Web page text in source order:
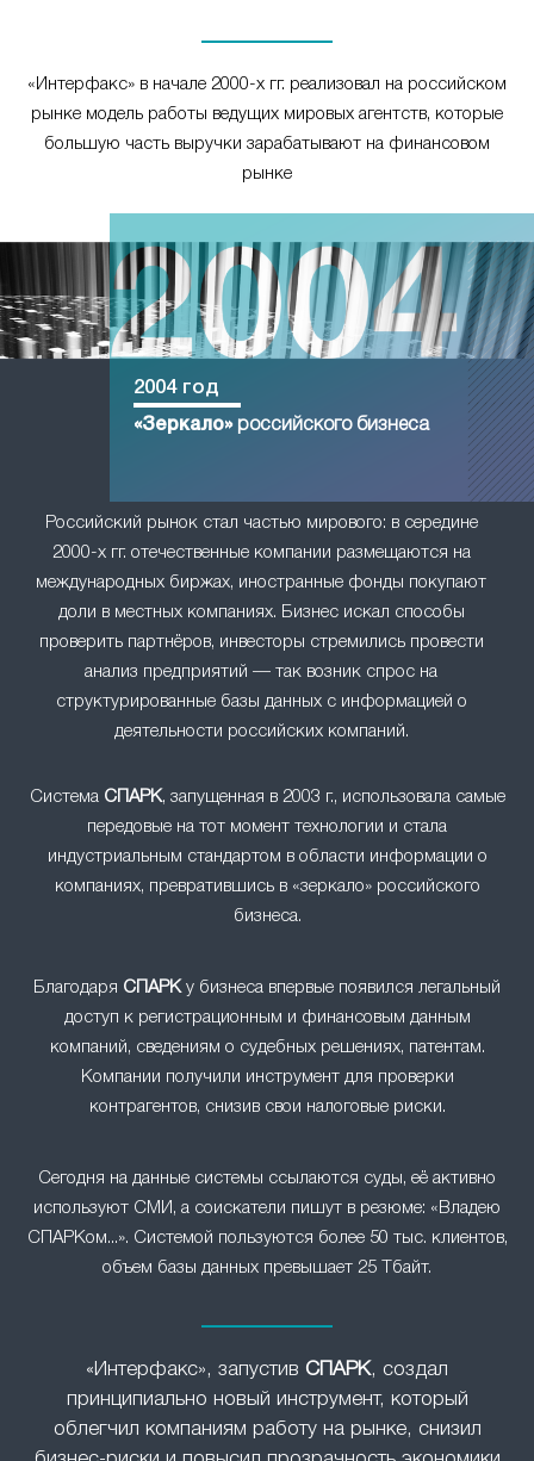
«Интерфакс» в начале 2000-х гг. реализовал на российском
рынке модель работы ведущих мировых агентств, которые
большую часть выручки зарабатывают на финансовом
рынке
Российский рынок стал частью мирового: в середине
2000-х гг. отечественные компании размещаются на
международных биржах, иностранные фонды покупают
доли в местных компаниях. Бизнес искал способы
проверить партнёров, инвесторы стремились провести
анализ предприятий — так возник спрос на
структурированные базы данных с информацией о
деятельности российских компаний.
2004 год
«Зеркало»российского бизнеса
Система СПАРК, запущенная в 2003 г., использовала самые
передовые на тот момент технологии и стала
индустриальным стандартом в области информации о
компаниях, превратившись в «зеркало» российского
бизнеса.
Благодаря СПАРКу бизнеса впервые появился легальный
доступ к регистрационным и финансовым данным
компаний, сведениям о судебных решениях, патентам.
Компании получили инструмент для проверки
контрагентов, снизив свои налоговые риски.
Сегодня на данные системы ссылаются суды, её активно
используют СМИ, а соискатели пишут в резюме: «Владею
СПАРКом...». Системой пользуются более 50 тыс. клиентов,
объем базы данных превышает 25 Тбайт.
«Интерфакс», запустив СПАРК, создал
принципиально новый инструмент, который
облегчил компаниям работу на рынке, снизил